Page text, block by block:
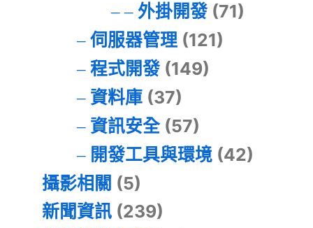
外掛開發(71)
伺服器管理(121)
程式開發(149)
資料庫(37)
資訊安全(57)
開發工具與環境(42)
攝影相關 (5)
新聞資訊 (239)